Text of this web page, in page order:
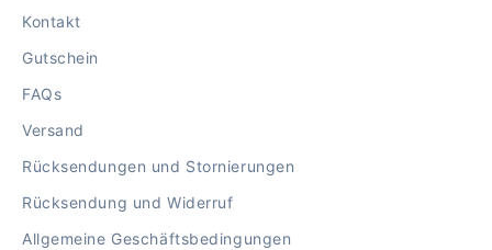
Kontakt
Gutschein
FAQs
Versand
Rücksendungen und Stornierungen
Rücksendung und Widerruf
Allgemeine Geschäftsbedingungen